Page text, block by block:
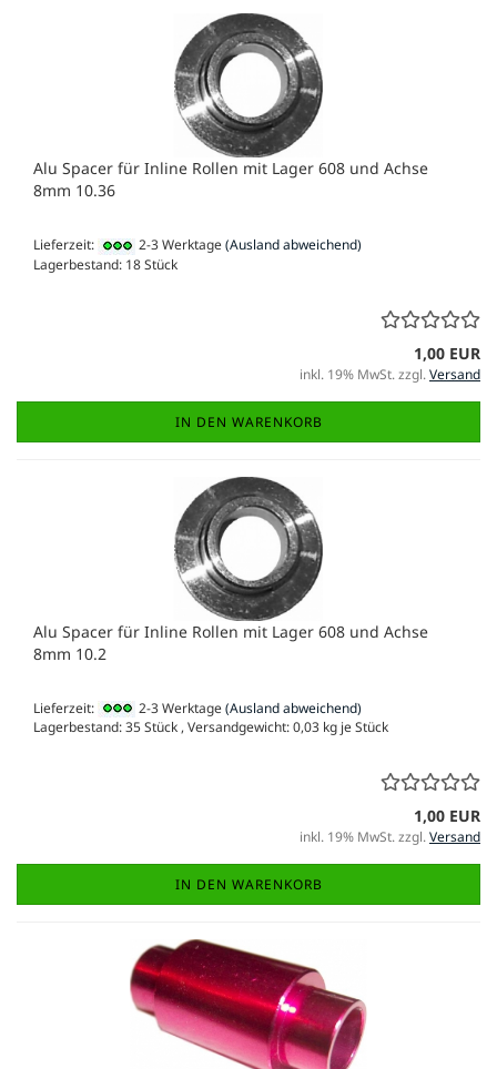
Alu Spacer für Inline Rollen mit Lager 608 und Achse
8mm 10.36
Lieferzeit: 2-3 Werktage(Ausland abweichend)
Lagerbestand: 18 Stück
1,00 EUR
inkl. 19% MwSt. zzgl.Versand
IN DEN WARENKORB
Alu Spacer für Inline Rollen mit Lager 608 und Achse
8mm 10.2
Lieferzeit: 2-3 Werktage(Ausland abweichend)
Lagerbestand: 35 Stück , Versandgewicht:0,03 kg je Stück
1,00 EUR
inkl. 19% MwSt. zzgl.Versand
IN DEN WARENKORB